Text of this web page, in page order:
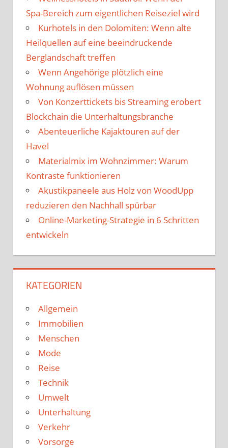
Spa-Bereich zum eigentlichen Reiseziel wird
Kurhotels in den Dolomiten: Wenn alte
Heilquellen auf eine beeindruckende
Berglandschaft treffen
Wenn Angehörige plötzlich eine
Wohnung auflösen müssen
Von Konzerttickets bis Streaming erobert
Blockchain die Unterhaltungsbranche
Abenteuerliche Kajaktouren auf der
Havel
Materialmix im Wohnzimmer: Warum
Kontraste funktionieren
Akustikpaneele aus Holz von WoodUpp
reduzieren den Nachhall spürbar
Online-Marketing-Strategie in 6 Schritten
entwickeln
KATEGORIEN
Allgemein
Immobilien
Menschen
Mode
Reise
Technik
Umwelt
Unterhaltung
Verkehr
Vorsorge